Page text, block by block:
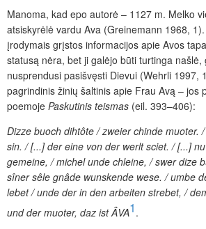
Manoma, kad epo autorė – 1127 m. Melko
atsiskyrėlė vardu Ava (Greinemann 1968,
įrodymais grįstos informacijos apie Avos
statusą nėra, bet ji galėjo būti turtinga
nusprendusi pasišvęsti Dievui (Wehrli 1997,
pagrindinis žinių šaltinis apie Frau Avą – jos
poemoje Paskutinis teismas (eil. 393–406):
Dizze buoch dihtôte / zweier chinde muoter.
sin. / [...] der eine von der werlt sciet. / [...]
gemeine, / michel unde chleine, / swer dize
sîner sêle gnâde wunskende wese. / umbe
lebet / unde der in den arbeiten strebet, /
und der muoter, daz ist ÂVA1 .